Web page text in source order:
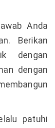
Anda
Berikan
dengan
dengan
patuhi